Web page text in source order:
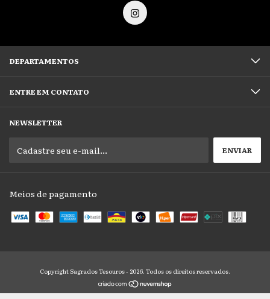
DEPARTAMENTOS
ENTRE EM CONTATO
NEWSLETTER
Meios de pagamento
Copyright Sagrados Tesouros - 2026. Todos os direitos reservados.